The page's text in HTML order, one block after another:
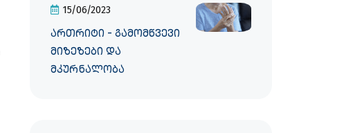
15/06/2023
ართრიტი - გამომწვევი
მიზეზები და
მკურნალობა